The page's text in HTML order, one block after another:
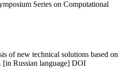
Series on Computational
of new technical solutions based on
[in Russian language] DOI